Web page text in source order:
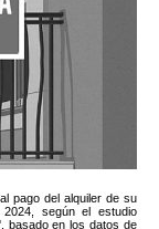
pago del alquiler de su
según el estudio
basado en los datos de